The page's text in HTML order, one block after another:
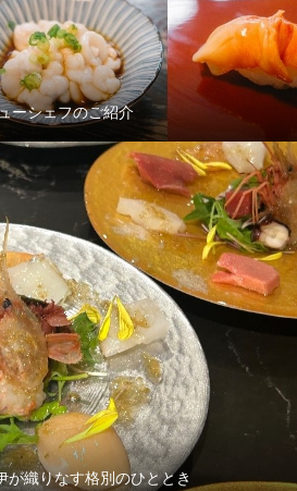
ーシェフのご紹介
織りなす格別のひととき